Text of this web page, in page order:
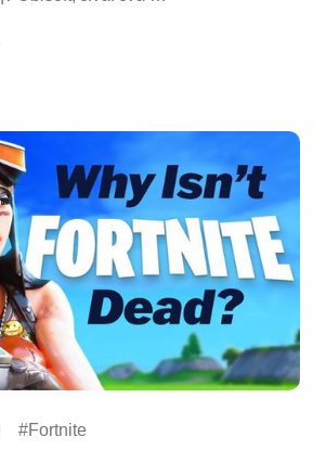
Fortnite